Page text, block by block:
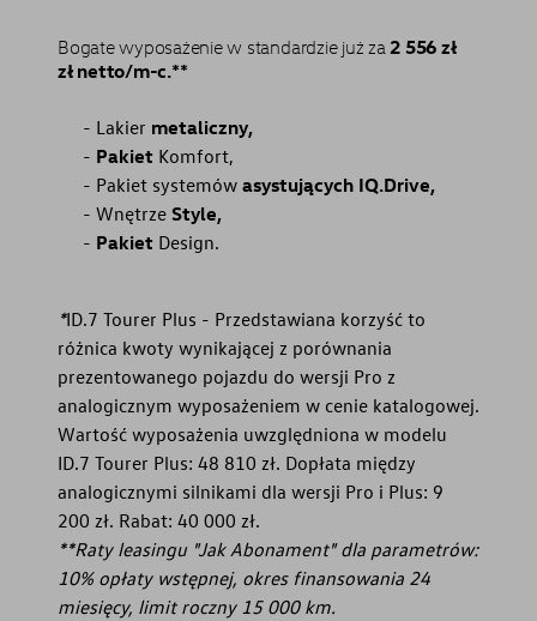
Bogate wyposażenie w standardzie już za 2 556 zł
zł netto/m-c.**⁠
Lakier metaliczny,
Pakiet Komfort,
Pakiet systemów asystujących IQ.Drive,
Wnętrze Style,
Pakiet Design.
*ID.7 Tourer Plus - Przedstawiana korzyść to
różnica kwoty wynikającej z porównania
prezentowanego pojazdu do wersji Pro z
analogicznym wyposażeniem w cenie katalogowej.
Wartość wyposażenia uwzględniona w modelu
ID.7 Tourer Plus: 48 810 zł. Dopłata między
analogicznymi silnikami dla wersji Pro i Plus: 9
200 zł. Rabat: 40 000 zł.
**Raty leasingu "Jak Abonament" dla parametrów:
10% opłaty wstępnej, okres finansowania 24
miesięcy, limit roczny 15 000 km.